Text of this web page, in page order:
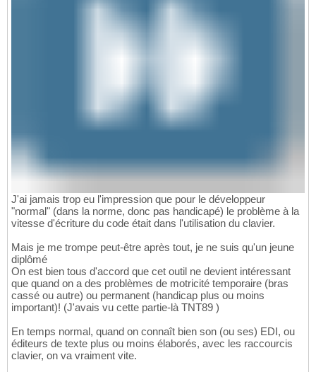
J'ai jamais trop eu l'impression que pour le développeur
"normal" (dans la norme, donc pas handicapé) le problème à la
vitesse d'écriture du code était dans l'utilisation du clavier.
Mais je me trompe peut-être après tout, je ne suis qu'un jeune
diplômé
On est bien tous d'accord que cet outil ne devient intéressant
que quand on a des problèmes de motricité temporaire (bras
cassé ou autre) ou permanent (handicap plus ou moins
important)! (J'avais vu cette partie-là TNT89 )
En temps normal, quand on connaît bien son (ou ses) EDI, ou
éditeurs de texte plus ou moins élaborés, avec les raccourcis
clavier, on va vraiment vite.